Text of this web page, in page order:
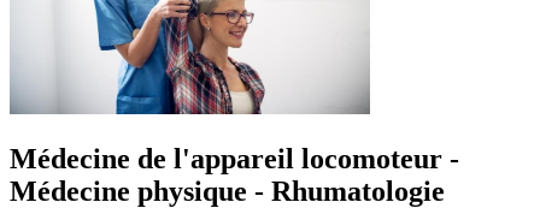
Médecine de l'appareil locomoteur -
Médecine physique - Rhumatologie